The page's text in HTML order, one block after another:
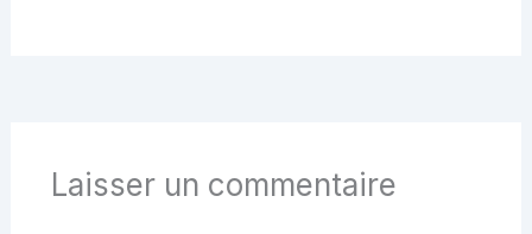
Laisser un commentaire